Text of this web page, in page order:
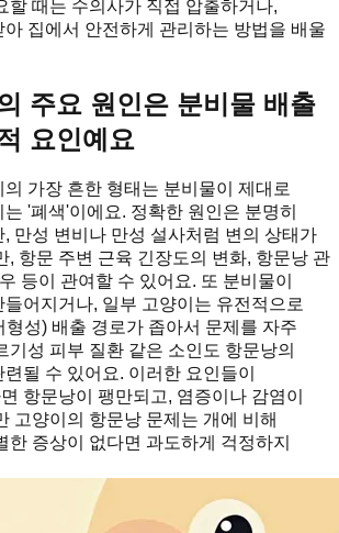
할 때는 수의사가 직접 압출하거나,
집에서 안전하게 관리하는 방법을 배울
주요 원인은 분비물 배출
요인예요
가장 흔한 형태는 분비물이 제대로
'폐색'이에요. 정확한 원인은 분명히
만성 변비나 만성 설사처럼 변의 상태가
, 항문 주변 근육 긴장도의 변화, 항문낭 관
등이 관여할 수 있어요. 또 분비물이
어지거나, 일부 고양이는 유전적으로
형성) 배출 경로가 좁아서 문제를 자주
기성 피부 질환 같은 소인도 항문낭의
련될 수 있어요. 이러한 요인들이
항문낭이 팽만되고, 염증이나 감염이
고양이의 항문낭 문제는 개에 비해
한 증상이 없다면 과도하게 걱정하지